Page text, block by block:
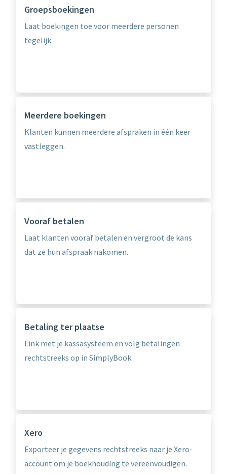
Groepsboekingen
Laat boekingen toe voor meerdere personen
tegelijk.
Meerdere boekingen
Klanten kunnen meerdere afspraken in één keer
vastleggen.
Vooraf betalen
Laat klanten vooraf betalen en vergroot de kans
dat ze hun afspraak nakomen.
Betaling ter plaatse
Link met je kassasysteem en volg betalingen
rechtstreeks op in SimplyBook.
Xero
Exporteer je gegevens rechtstreeks naar je Xero-
account om je boekhouding te vereenvoudigen.